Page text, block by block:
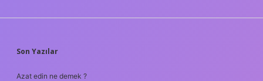
SIDEBAR
Son Yazılar
Azat edin ne demek ?